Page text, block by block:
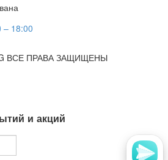
– 18:00
ВСЕ ПРАВА ЗАЩИЩЕНЫ
и акций